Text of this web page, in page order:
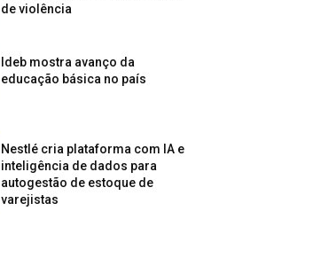
de violência
Ideb mostra avanço da
educação básica no país
Nestlé cria plataforma com IA e
inteligência de dados para
autogestão de estoque de
varejistas